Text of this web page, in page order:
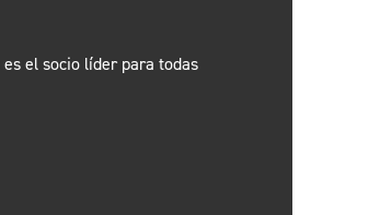
el socio líder para todas